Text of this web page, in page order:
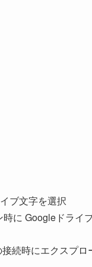
ブ文字を選択
時に Googleドライ
接続時にエクスプ